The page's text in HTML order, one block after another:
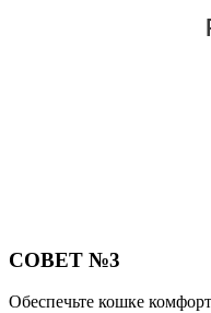
СОВЕТ №3
Обеспечьте кошке